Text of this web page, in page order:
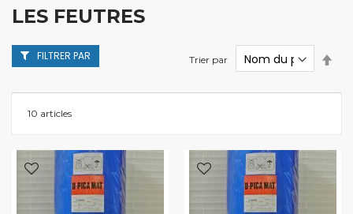
LES FEUTRES
10 articles
Trier par
FILTRER PAR